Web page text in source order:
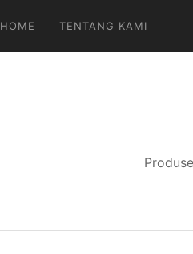
HOME TENTANG KAMI